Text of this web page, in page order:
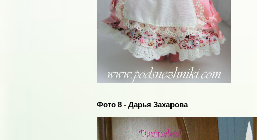
Фото 8 - Дарья Захарова